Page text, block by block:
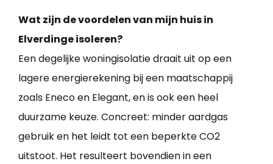
Wat zijn de voordelen van mijn huis in
Elverdinge isoleren?
Een degelijke woningisolatie draait uit op een
lagere energierekening bij een maatschappij
zoals Eneco en Elegant, en is ook een heel
duurzame keuze. Concreet: minder aardgas
gebruik en het leidt tot een beperkte CO2
uitstoot. Het resulteert bovendien in een